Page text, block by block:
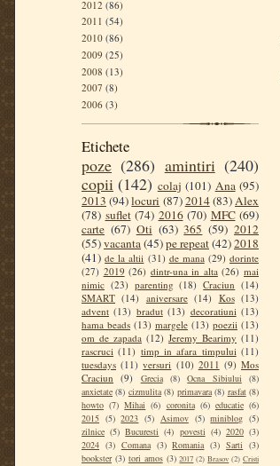
2012 (86)
2011 (54)
2010 (86)
2009 (25)
2008 (13)
2007 (8)
2006 (3)
Etichete
poze (286) amintiri (240)
copii (142) colaj (101) Ana (95)
2013 (94)locuri (87)2014(83)Alex
(78) suflet (74) 2016 (70) MFC (69)
carte (67) Oti (63) 365 (59) 2012
(55)vacanta(45)pe repeat(42)2018
(41) de la altii (31) de mana (29) dorinte
(27) 2019 (26) dintr-una in alta (26) mai
nimic (23) parenting (18) Craciun (14)
SMART (14) aniversare (14) Kos (13)
advent (13) bradut (13) decoratiuni (13)
hama beads (13) margele (13) poezii (13)
om de zapada (12) Jeremy Bearimy (11)
rascruci (11) timp in afara timpului (11)
tuesdays (11) versuri (10) 2011 (9) Mos
Craciun
(9) Grecia (8) Ocna Sibiului
(8)
anxietate (8) cizmulita (8) primavara (8) rasfat (8)
howto (7) Mihai (6) coronita (6) educatie (6)
2015 (5) 2023 (5) Asimov (5) miniblog (5)
zilnice (5) Bucuresti (4) povesti (4) 2020 (3)
2024 (3) Comana (3) Romania (3) Sarti (3)
bookster (3) tori amos (3) 2017 (2) Brasov (2) Cristi